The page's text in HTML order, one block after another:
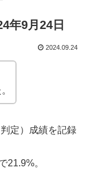
年9月24日
2024.09.24
定）成績を記録
21.9%。